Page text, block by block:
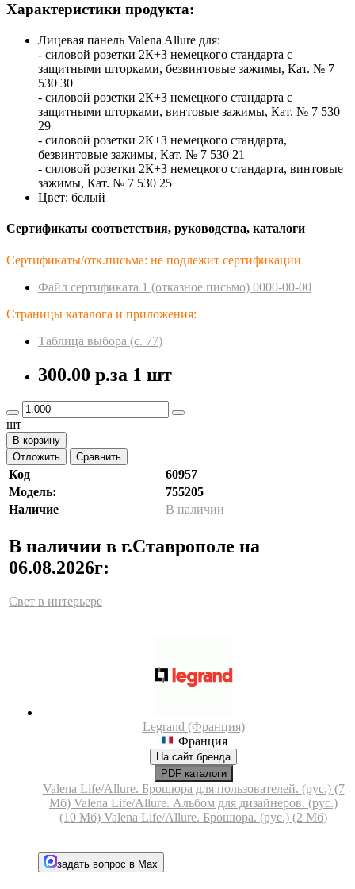
Характеристики продукта:
Лицевая панель Valena Allure для:
- силовой розетки 2К+З немецкого стандарта с
защитными шторками, безвинтовые зажимы, Кат. № 7
530 30
- силовой розетки 2К+З немецкого стандарта с
защитными шторками, винтовые зажимы, Кат. № 7 530
29
- силовой розетки 2К+З немецкого стандарта,
безвинтовые зажимы, Кат. № 7 530 21
- силовой розетки 2К+З немецкого стандарта, винтовые
зажимы, Кат. № 7 530 25
Цвет: белый
Сертификаты соответствия, руководства, каталоги
Сертификаты/отк.письма: не подлежит сертификации
Файл сертификата 1 (отказное пиcьмо) 0000-00-00
Страницы каталога и приложения:
Таблица выбора (с. 77)
300.00 р.за 1 шт
шт
В корзину
Отложить
Сравнить
Код
60957
Модель:
755205
Наличие
В наличии
В наличии в г.Ставрополе на
06.08.2026г:
Свет в интерьере
Legrand (Франция)
Франция
На сайт бренда
PDF каталоги
Valena Life/Allure. Брошюра для пользователей. (рус.) (7
Мб) Valena Life/Allure. Альбом для дизайнеров. (рус.)
(10 Мб) Valena Life/Allure. Брошюра. (рус.) (2 Мб)
задать вопрос в Max